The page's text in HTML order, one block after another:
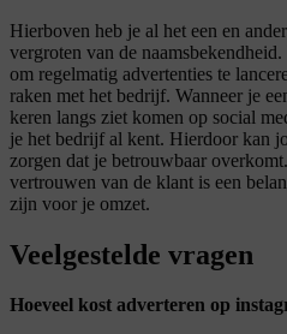
Hierboven heb je al het een en
vergroten van de
om regelmatig advertenties te
raken met het bedrijf. Wanneer je
keren langs ziet komen op social
je het bedrijf al kent. Hierdoor kan
zorgen dat je betrouwbaar
vertrouwen van de klant is een
zijn voor je omzet.
Veelgestelde vragen
Hoeveel kost adverteren op